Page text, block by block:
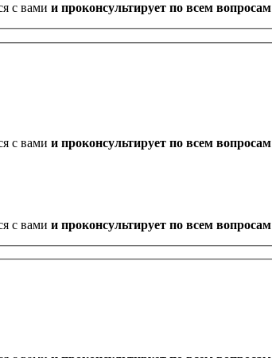
с вами и проконсультирует по всем вопросам
с вами и проконсультирует по всем вопросам
с вами и проконсультирует по всем вопросам